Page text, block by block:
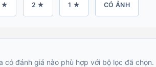
★ 2 ★ 1 ★ CÓ ẢNH
có đánh giá nào phù hợp với bộ lọc đã chọn.